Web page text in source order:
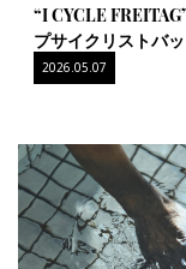
“I CYCLE
プサイクリストバ
2026.05.07